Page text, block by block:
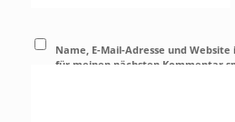
Name, E-Mail-Adresse und
für meinen nächsten Kommentar